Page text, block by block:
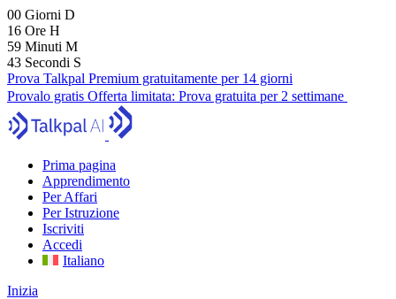
00 Giorni D
16 Ore H
59 Minuti M
41 Secondi S
Prova Talkpal Premium gratuitamente per 14 giorni
Provalo gratis Offerta limitata: Prova gratuita per 2 settimane
Prima pagina
Apprendimento
Per Affari
Per Istruzione
Iscriviti
Accedi
Italiano
Inizia